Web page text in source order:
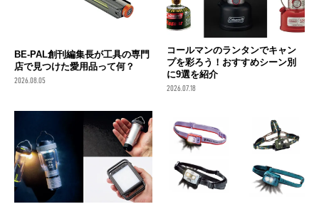
BE-PAL創刊編集長が工具の専門
店で見つけた愛用品って何？
2026.08.05
コールマンのランタンでキャン
プを彩ろう！おすすめシーン別
に9選を紹介
2026.07.18